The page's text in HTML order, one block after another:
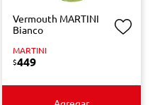
Vermouth MARTINI
Bianco
MARTINI
$449